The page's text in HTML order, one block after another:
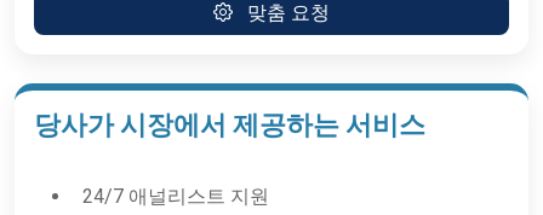
맞춤 요청
당사가 시장에서 제공하는 서비스
24/7 애널리스트 지원